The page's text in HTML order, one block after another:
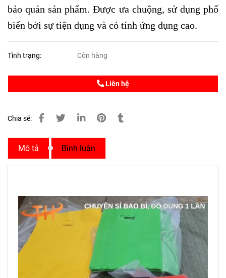
bảo quản sản phẩm. Được ưa chuộng, sử dụng phổ
biến bởi sự tiện dụng và có tính ứng dụng cao.
Tình trạng: Còn hàng
Liên hệ
Chia sẻ:
Mô tả Bình luận